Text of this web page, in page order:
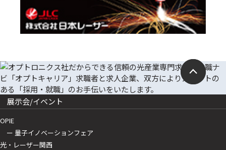
展示会/イベント
OPIE
ー 量子イノベーションフェア
光・レーザー関西